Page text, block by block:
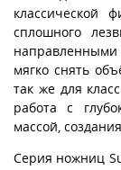
классической
сплошного
направленными
мягко снять
так же для
работа с
массой,
Серия ножниц